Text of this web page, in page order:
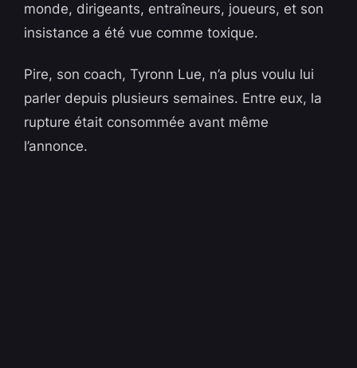
monde, dirigeants, entraîneurs, joueurs, et son
insistance a été vue comme toxique.
Pire, son coach, Tyronn Lue, n’a plus voulu lui
parler depuis plusieurs semaines. Entre eux, la
rupture était consommée avant même
l’annonce.